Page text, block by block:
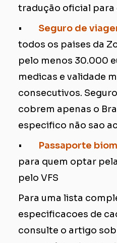
tradução oficial para
• Seguro de
todos os paises da
pelo menos 30.000
medicas e validade
consecutivos.
cobrem apenas o
especifico não sao
• Passaporte
para quem optar
pelo VFS
Para uma lista
especificacoes de
consulte o artigo